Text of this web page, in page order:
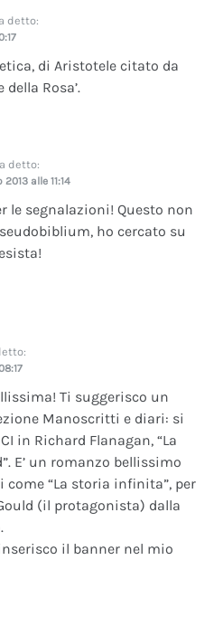
detto:
di Aristotele citato da
della Rosa’.
detto:
alle 11:14
le segnalazioni! Questo non
ho cercato su
Ti suggerisco un
Manoscritti e diari: si
in Richard Flanagan, “La
E’ un romanzo bellissimo
“La storia infinita”, per
(il protagonista) dalla
il banner nel mio